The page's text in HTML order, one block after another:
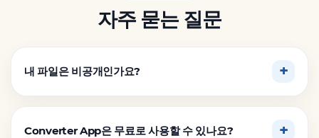
자주 묻는 질문
내 파일은 비공개인가요?
Converter App은 무료로 사용할 수 있나요?